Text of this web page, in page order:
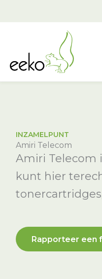
INZAMELPUNT
Amiri Telecom
Amiri Telecom
kunt hier
Rapporteer een